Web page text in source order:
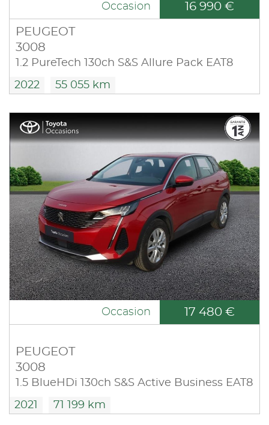
Occasion 16 990 €
PEUGEOT
3008
1.2 PureTech 130ch S&S Allure Pack EAT8
2022 55 055 km
Occasion 17 480 €
PEUGEOT
3008
1.5 BlueHDi 130ch S&S Active Business EAT8
2021 71 199 km